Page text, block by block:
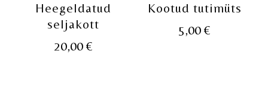
Heegeldatud
seljakott
20,00€
Kootud tutimüts
5,00€